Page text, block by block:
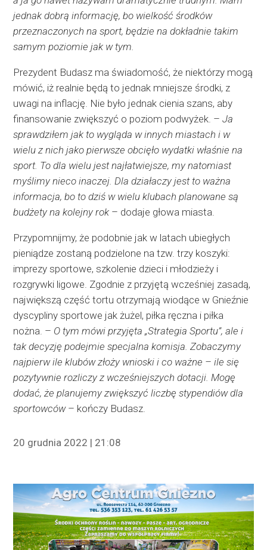
jednak dobrą informację, bo wielkość środków
przeznaczonych na sport, będzie na dokładnie takim
samym poziomie jak w tym.
Prezydent Budasz ma świadomość, że niektórzy mogą
mówić, iż realnie będą to jednak mniejsze środki, z
uwagi na inflację. Nie było jednak cienia szans, aby
finansowanie zwiększyć o poziom podwyżek. –Ja
sprawdziłem jak to wygląda w innych miastach i w
wielu z nich jako pierwsze obcięło wydatki właśnie na
sport. To dla wielu jest najłatwiejsze, my natomiast
myślimy nieco inaczej. Dla działaczy jest to ważna
informacja, bo to dziś w wielu klubach planowane są
budżety na kolejny rok – dodaje głowa miasta.
Przypomnijmy, że podobnie jak w latach ubiegłych
pieniądze zostaną podzielone na tzw. trzy koszyki:
imprezy sportowe, szkolenie dzieci i młodzieży i
rozgrywki ligowe. Zgodnie z przyjętą wcześniej zasadą,
największą część tortu otrzymają wiodące w Gnieźnie
dyscypliny sportowe jak żużel, piłka ręczna i piłka
nożna. – O tym mówi przyjęta „Strategia Sportu”, ale i
tak decyzję podejmie specjalna komisja. Zobaczymy
najpierw ile klubów złoży wnioski i co ważne – ile się
pozytywnie rozliczy z wcześniejszych dotacji. Mogę
dodać, że planujemy zwiększyć liczbę stypendiów dla
sportowców– kończy Budasz.
20 grudnia 2022 | 21:08